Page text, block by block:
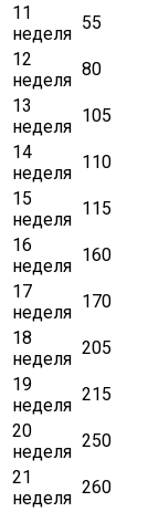
11
неделя
55
12
неделя
80
13
неделя
105
14
неделя
110
15
неделя
115
16
неделя
160
17
неделя
170
18
неделя
205
19
неделя
215
20
неделя
250
21
неделя
260